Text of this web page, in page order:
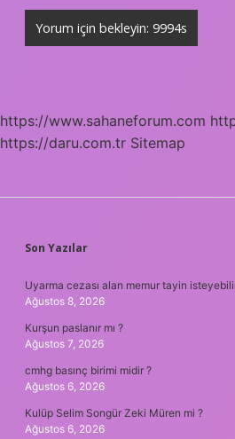
https://www.sahaneforum.com
https://daru.com.tr Sitemap
SIDEBAR
Son Yazılar
Uyarma cezası alan memur tayin
Ağustos 8, 2026
Kurşun paslanır mı ?
Ağustos 7, 2026
cmhg basınç birimi midir ?
Ağustos 6, 2026
Kulüp Selim Songür Zeki Müren mi ?
Ağustos 6, 2026